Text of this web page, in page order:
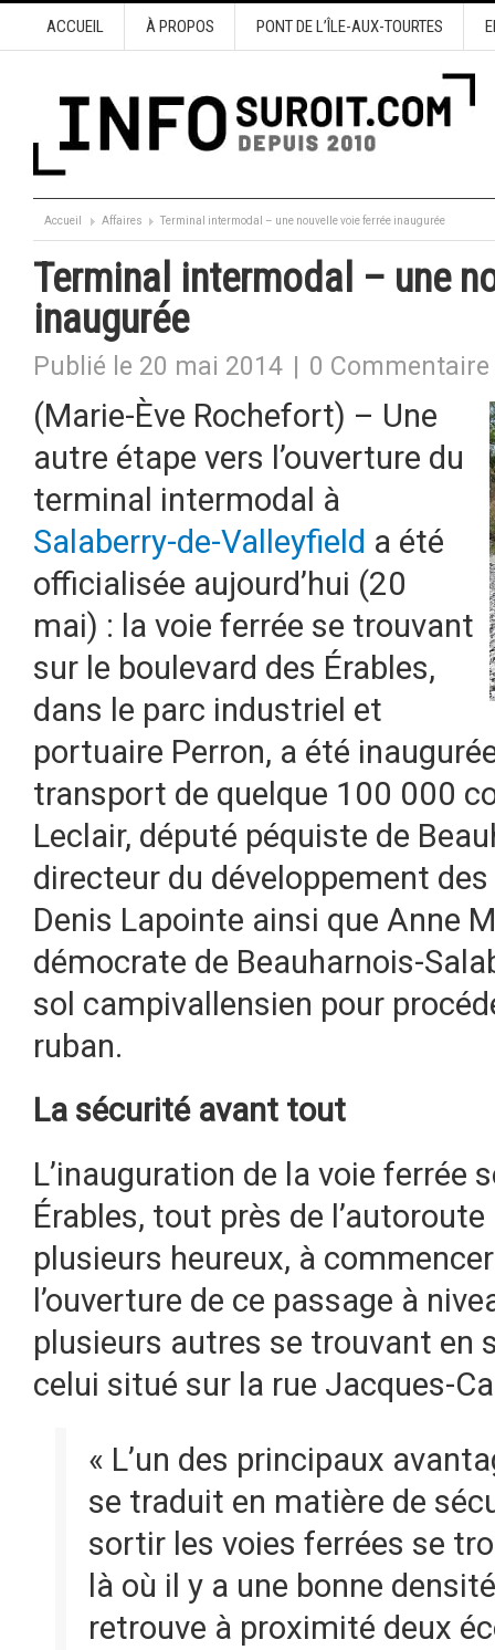
ACCUEIL À PROPOS PONT DE L’ÎLE-AUX-TOURTES
Accueil Affaires Terminal intermodal – une nouvelle voie ferrée inaugurée
Terminal intermodal – une
inaugurée
Publié le 20 mai 2014 0 Commentaire
(Marie-Ève Rochefort) – Une
autre étape vers l’ouverture du
terminal intermodal à
Salaberry-de-Valleyfield a été
officialisée aujourd’hui (20
mai) : la voie ferrée se trouvant
sur le boulevard des Érables,
dans le parc industriel et
portuaire Perron, a été
transport de quelque 100 000
Leclair, député péquiste de
directeur du développement
Denis Lapointe ainsi que Anne
démocrate de Beauharnois-
sol campivallensien pour
ruban.
La sécurité avant tout
L’inauguration de la voie ferrée
Érables, tout près de
plusieurs heureux, à
l’ouverture de ce passage à
plusieurs autres se trouvant en
celui situé sur la rue Jacques-
« L’un des principaux
se traduit en matière de
sortir les voies ferrées se
là où il y a une bonne
retrouve à proximité deux